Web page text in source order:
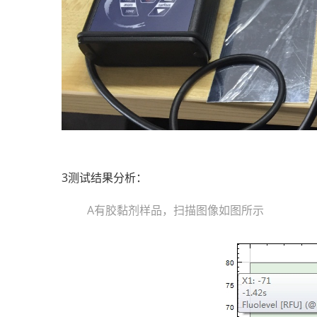
3测试结果分析：
A有胶黏剂样品，扫描图像如图所示